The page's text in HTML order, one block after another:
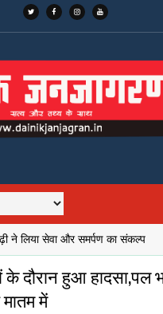
सेवा और समर्पण का संकल्प
के दौरान हुआ हादसा,पल
में